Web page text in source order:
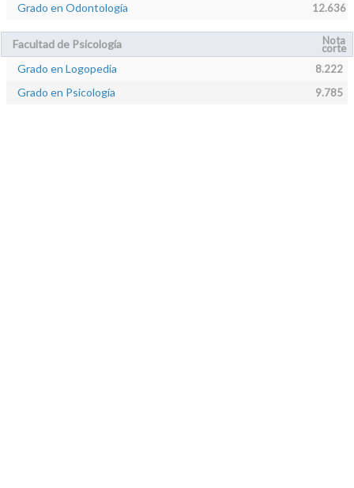
Grado en Odontología 12.636
Facultad de Psicología Nota
corte
Grado en Logopedia 8.222
Grado en Psicología 9.785